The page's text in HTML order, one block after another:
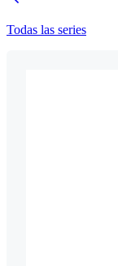
Todas las series